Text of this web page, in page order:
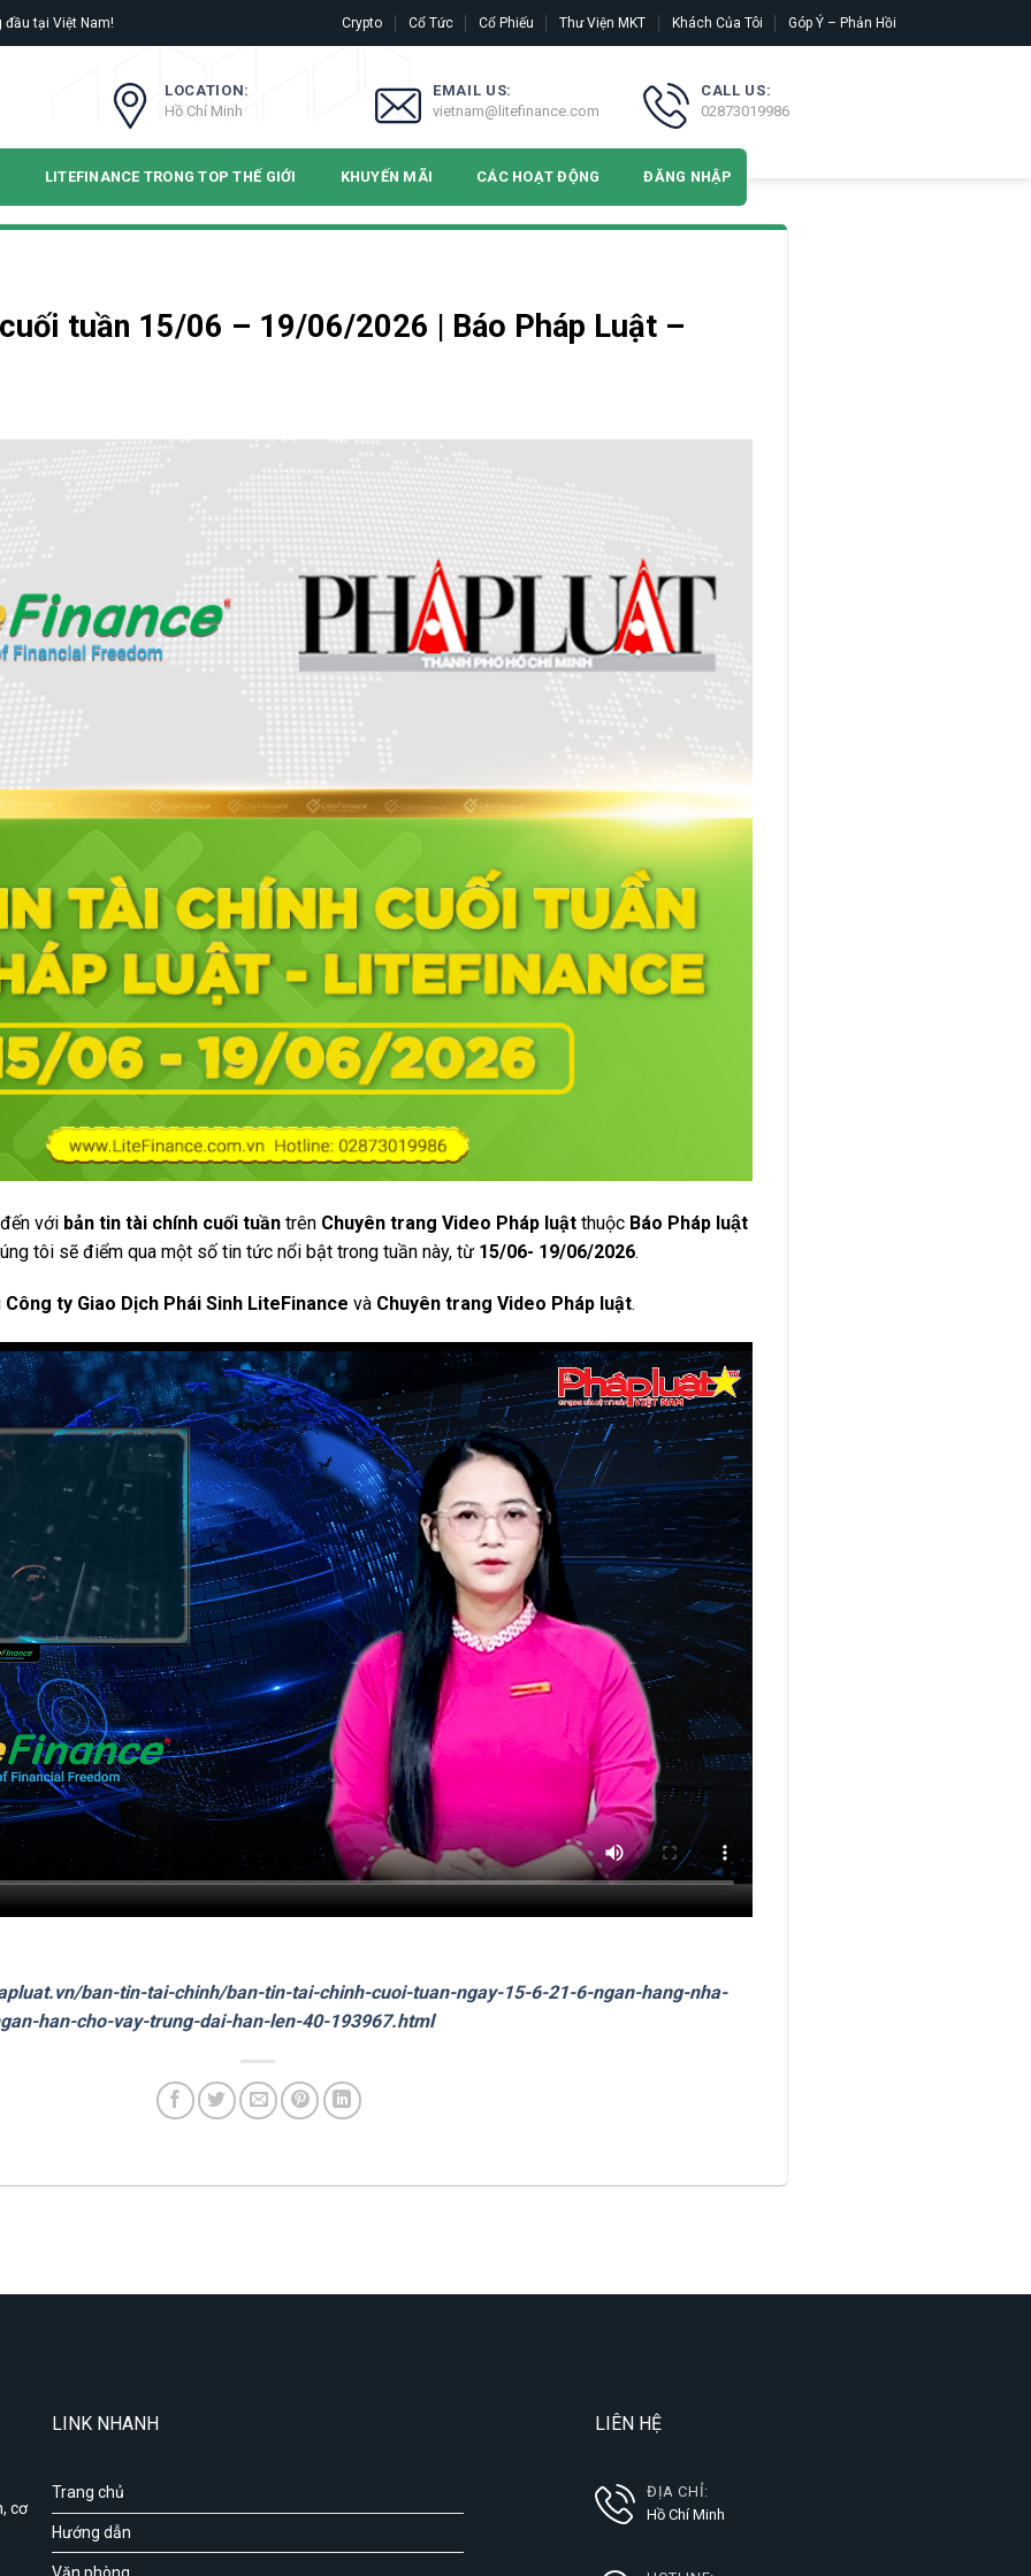
đầu tại Việt Nam! Crypto Cổ Tức Cổ Phiếu Thư Viện MKT Khách Của Tôi Góp Ý – Phản Hồi
LOCATION:
Hồ Chí Minh
EMAIL US:
vietnam@litefinance.com
CALL US:
02873019986
LITEFINANCE TRONG TOP THẾ GIỚI KHUYẾN MÃI CÁC HOẠT ĐỘNG ĐĂNG NHẬP
tuần 15/06 – 19/06/2026 | Báo Pháp Luật –
với bản tin tài chính cuối tuần trên Chuyên trang Video Pháp luật thuộc Báo Pháp luật
tôi sẽ điểm qua một số tin tức nổi bật trong tuần này, từ 15/06- 19/06/2026.
Công ty Giao Dịch Phái Sinh LiteFinance và Chuyên trang Video Pháp luật.
ban-tin-tai-chinh/ban-tin-tai-chinh-cuoi-tuan-ngay-15-6-21-6-ngan-hang-nha-
han-cho-vay-trung-dai-han-len-40-193967.html
cơ
LINK NHANH
Trang chủ
Hướng dẫn
LIÊN HỆ
ĐỊA CHỈ:
Hồ Chí Minh